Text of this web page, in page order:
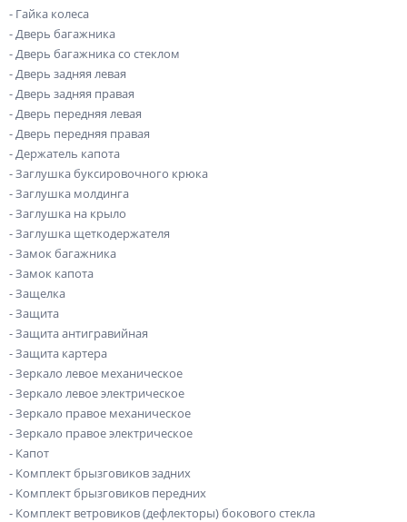
- Гайка колеса
- Дверь багажника
- Дверь багажника со стеклом
- Дверь задняя левая
- Дверь задняя правая
- Дверь передняя левая
- Дверь передняя правая
- Держатель капота
- Заглушка буксировочного крюка
- Заглушка молдинга
- Заглушка на крыло
- Заглушка щеткодержателя
- Замок багажника
- Замок капота
- Защелка
- Защита
- Защита антигравийная
- Защита картера
- Зеркало левое механическое
- Зеркало левое электрическое
- Зеркало правое механическое
- Зеркало правое электрическое
- Капот
- Комплект брызговиков задних
- Комплект брызговиков передних
- Комплект ветровиков (дефлекторы) бокового стекла